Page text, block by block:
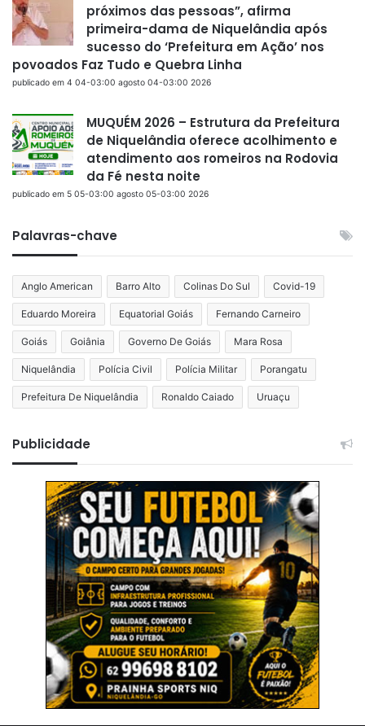
próximos das pessoas”, afirma
primeira-dama de Niquelândia após
sucesso do ‘Prefeitura em Ação’ nos
povoados Faz Tudo e Quebra Linha
publicado em 4 04-03:00 agosto 04-03:00 2026
MUQUÉM 2026 – Estrutura da Prefeitura
de Niquelândia oferece acolhimento e
atendimento aos romeiros na Rodovia
da Fé nesta noite
publicado em 5 05-03:00 agosto 05-03:00 2026
Palavras-chave
Anglo American Barro Alto Colinas Do Sul Covid-19
Eduardo Moreira Equatorial Goiás Fernando Carneiro
Goiás Goiânia Governo De Goiás Mara Rosa
Niquelândia Polícia Civil Polícia Militar Porangatu
Prefeitura De Niquelândia Ronaldo Caiado Uruaçu
Publicidade